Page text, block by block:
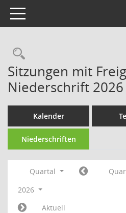
Toggle navigation
Rechercheauswahl
Sitzungen mit
Niederschrift 2026
Kalender
Niederschriften
Quartal
2026
Aktuell